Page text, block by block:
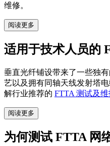
维修。
阅读更多
适用于技术人员的
垂直光纤铺设带来了一些独
艺以及拥有同轴天线发射塔
解行业推荐的 FTTA 测试及维
阅读更多
为何测试 FTTA 网